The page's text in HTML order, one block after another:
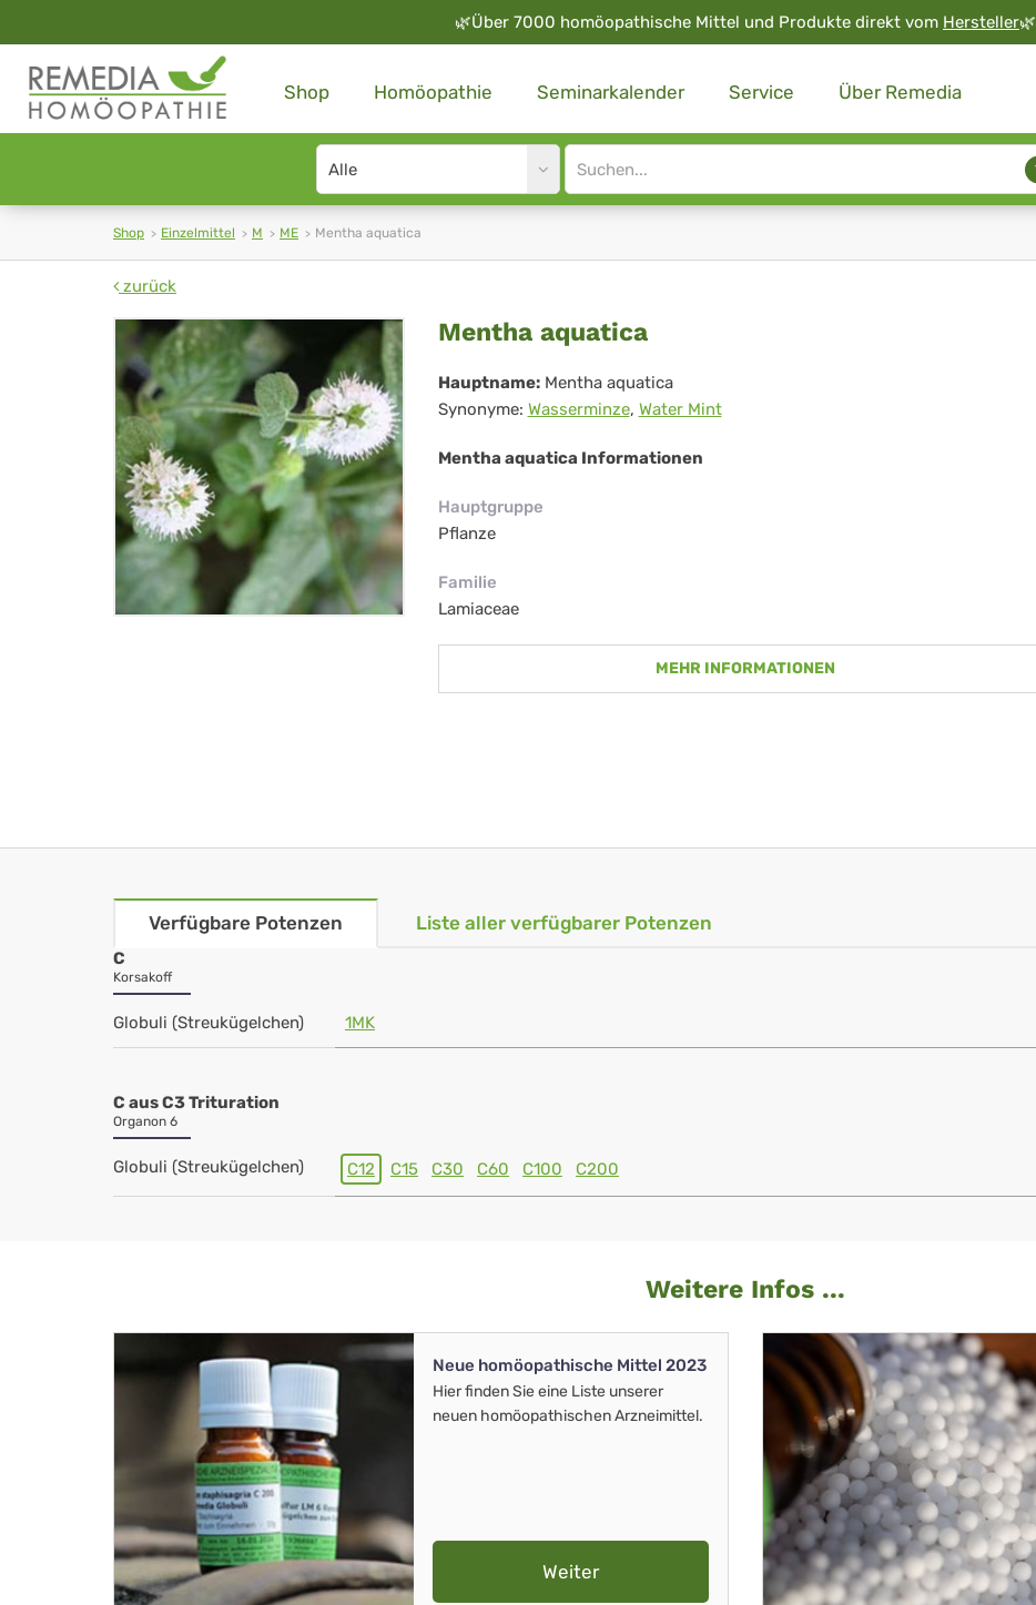
🌿Über 7000 homöopathische Mittel und Produkte direkt vom Hersteller🌿
Shop Homöopathie Seminarkalender Service Über Remedia
Search
type
Site
search
Shop Einzelmittel M ME Mentha aquatica
zurück
Mentha
aquatica
Mentha aquatica
Hauptname: Mentha aquatica
Synonyme: Wasserminze, Water Mint
Mentha aquatica Informationen
Hauptgruppe
Pflanze
Familie
Lamiaceae
MEHR INFORMATIONEN
Verfügbare Potenzen Liste aller verfügbarer Potenzen
C
Korsakoff
Globuli (Streukügelchen) 1MK
C aus C3 Trituration
Organon 6
Globuli (Streukügelchen) C12 C15 C30 C60 C100 C200
Weitere Infos ...
Neue homöopathische Mittel 2023
Hier finden Sie eine Liste unserer
neuen homöopathischen Arzneimittel.
Weiter